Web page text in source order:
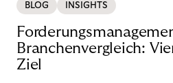
BLOG INSIGHTS
Branchenvergleich:
Ziel